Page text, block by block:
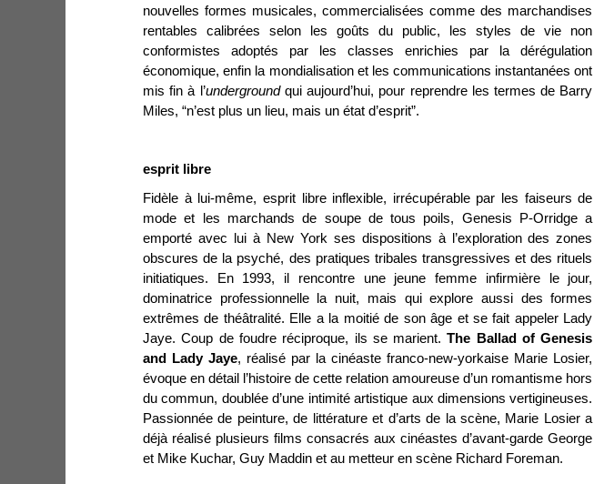
nouvelles formes musicales, commercialisées comme des marchandises
rentables calibrées selon les goûts du public, les styles de vie non
conformistes adoptés par les classes enrichies par la dérégulation
économique, enfin la mondialisation et les communications instantanées ont
mis fin à l’undergroundqui aujourd’hui, pour reprendre les termes de Barry
Miles, “n’est plus un lieu, mais un état d’esprit”.
esprit libre
Fidèle à lui-même, esprit libre inflexible, irrécupérable par les faiseurs de
mode et les marchands de soupe de tous poils, Genesis P-Orridge a
emporté avec lui à New York ses dispositions à l’exploration des zones
obscures de la psyché, des pratiques tribales transgressives et des rituels
initiatiques. En 1993, il rencontre une jeune femme infirmière le jour,
dominatrice professionnelle la nuit, mais qui explore aussi des formes
extrêmes de théâtralité. Elle a la moitié de son âge et se fait appeler Lady
Jaye. Coup de foudre réciproque, ils se marient.The Ballad of Genesis
and Lady Jaye, réalisé par la cinéaste franco-new-yorkaise Marie Losier,
évoque en détail l’histoire de cette relation amoureuse d’un romantisme hors
du commun, doublée d’une intimité artistique aux dimensions vertigineuses.
Passionnée de peinture, de littérature et d’arts de la scène, Marie Losier a
déjà réalisé plusieurs films consacrés aux cinéastes d’avant-garde George
et Mike Kuchar, Guy Maddin et au metteur en scène Richard Foreman.